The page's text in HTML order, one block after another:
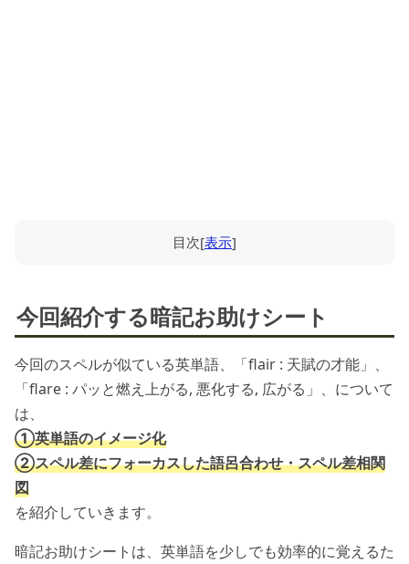
目次[表示]
今回紹介する暗記お助けシート
今回のスペルが似ている英単語、「flair : 天賦の才能」、
「flare : パッと燃え上がる, 悪化する, 広がる」、について
は、
①英単語のイメージ化
②スペル差にフォーカスした語呂合わせ・スペル差相関
図
を紹介していきます。
暗記お助けシートは、英単語を少しでも効率的に覚えるた